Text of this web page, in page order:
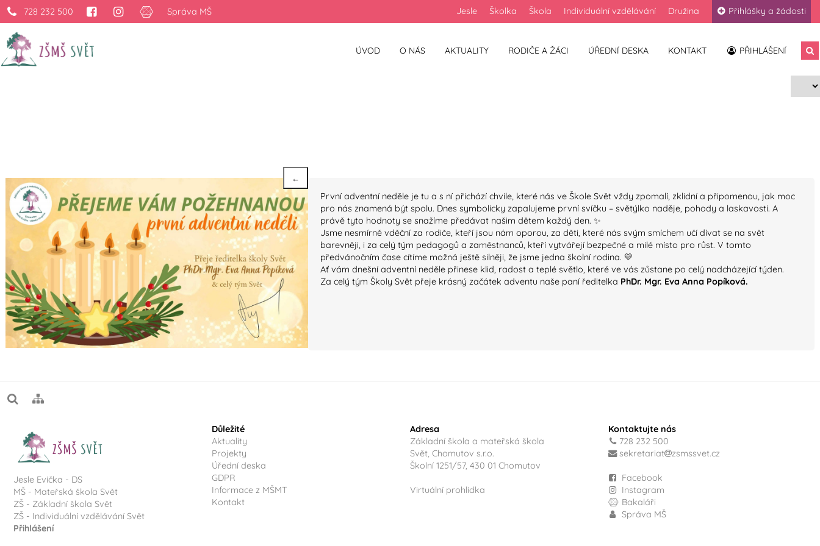
ÚVOD O NÁS AKTUALITY RODIČE A ŽÁCI ÚŘEDNÍ DESKA KONTAKT PŘIHLÁŠENÍ
728 232 500 Správa MŠ Jesle Školka Škola Individuální vzdělávání Družina Přihlášky a žádosti
←
První adventní neděle je tu a s ní přichází chvíle, které nás ve Škole Svět vždy zpomalí, zklidní a připomenou, jak moc
pro nás znamená být spolu. Dnes symbolicky zapalujeme první svíčku – světýlko naděje, pohody a laskavosti. A
právě tyto hodnoty se snažíme předávat našim dětem každý den. ✨
Jsme nesmírně vděční za rodiče, kteří jsou nám oporou, za děti, které nás svým smíchem učí dívat se na svět
barevněji, i za celý tým pedagogů a zaměstnanců, kteří vytvářejí bezpečné a milé místo pro růst. V tomto
předvánočním čase cítíme možná ještě silněji, že jsme jedna školní rodina. 💛
Ať vám dnešní adventní neděle přinese klid, radost a teplé světlo, které ve vás zůstane po celý nadcházející týden.
Za celý tým Školy Svět přeje krásný začátek adventu naše paní ředitelka PhDr. Mgr. Eva Anna Popíková.
Jesle Evička - DS
MŠ - Mateřská škola Svět
ZŠ - Základní škola Svět
ZŠ - Individuální vzdělávání Svět
Přihlášení
Důležité
Aktuality
Projekty
Úřední deska
GDPR
Informace z MŠMT
Kontakt
Adresa
Základní škola a mateřská škola
Svět, Chomutov s.r.o.
Školní 1251/57, 430 01 Chomutov
Virtuální prohlídka
Kontaktujte nás
728 232 500
sekretariat
zsmssvet.cz
Facebook
Instagram
Bakaláři
Správa MŠ